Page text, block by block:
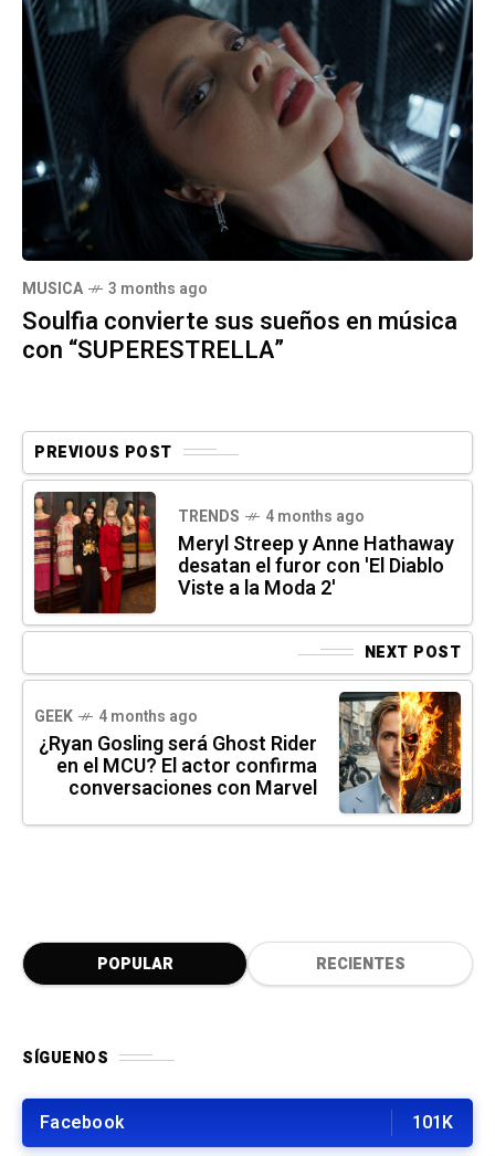
MUSICA 3 months ago
Soulfia convierte sus sueños en música
con “SUPERESTRELLA”
PREVIOUS POST
TRENDS 4 months ago
Meryl Streep y Anne Hathaway
desatan el furor con 'El Diablo
Viste a la Moda 2'
NEXT POST
GEEK 4 months ago
¿Ryan Gosling será Ghost Rider
en el MCU? El actor confirma
conversaciones con Marvel
POPULAR RECIENTES
SÍGUENOS
Facebook 101K